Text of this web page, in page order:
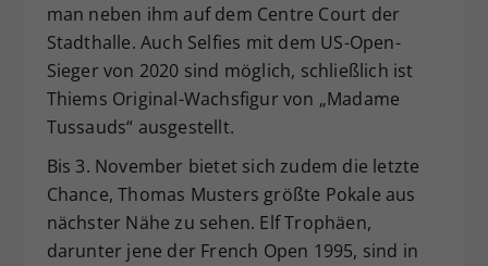
man neben ihm auf dem Centre Court der
Stadthalle. Auch Selfies mit dem US-Open-
Sieger von 2020 sind möglich, schließlich ist
Thiems Original-Wachsfigur von „Madame
Tussauds“ ausgestellt.
Bis 3. November bietet sich zudem die letzte
Chance, Thomas Musters größte Pokale aus
nächster Nähe zu sehen. Elf Trophäen,
darunter jene der French Open 1995, sind in